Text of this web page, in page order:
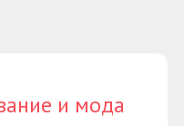
и мода